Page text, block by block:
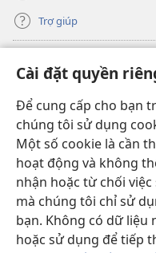
Cài đặt quyền
Để cung cấp cho bạn
chúng tôi sử dụng
Một số cookie là cần
hoạt động và không
nhận hoặc từ chối
mà chúng tôi chỉ sử
bạn. Không có dữ liệu
hoặc sử dụng để tiếp
Trợ giúp
(mở
cửa
sổ
mới)
THƯ VIỆN TRỰC TUYẾN
(mở
cửa
sổ
mới)
JW Hub ®
(mở
cửa
sổ
mới)
JW Library
Thư viện Tháp Canh